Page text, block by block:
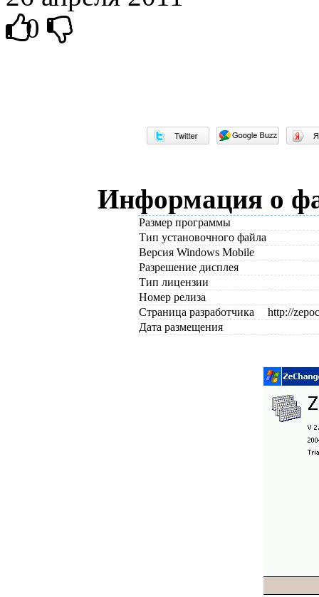
0
Информация о
Размер программы
Тип установочного файла
Версия Windows Mobile
Разрешение дисплея
Тип лицензии
Номер релиза
Страница разработчика
http://
Дата размещения